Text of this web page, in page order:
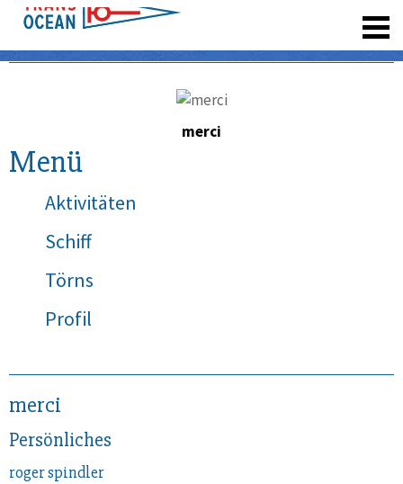
merci
Menü
Aktivitäten
Schiff
Törns
Profil
merci
Persönliches
rogerspindler